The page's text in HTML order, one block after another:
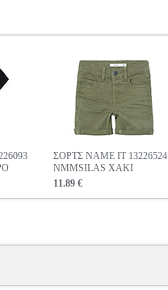
ΣΟΡΤΣ NAME IT 13226524
NMMSILAS ΧΑΚΙ
11.89 €